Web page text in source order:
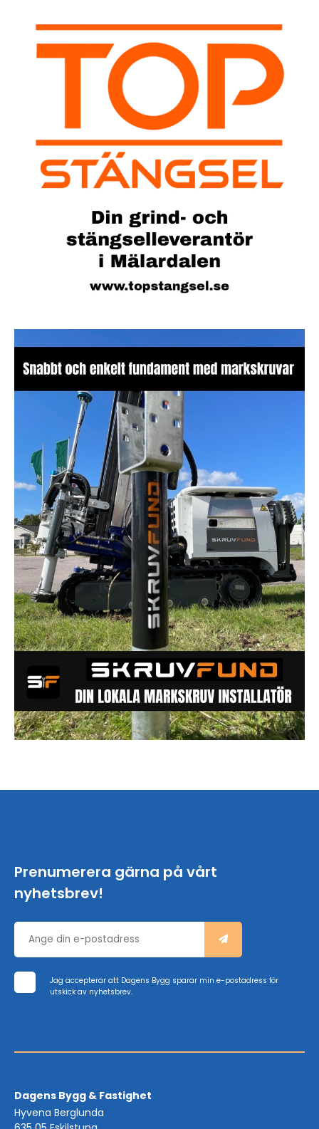
Prenumerera gärna på vårt
nyhetsbrev!
Jag accepterar att Dagens Bygg sparar min e-postadress för
utskick av nyhetsbrev.
Dagens Bygg & Fastighet
Hyvena Berglunda